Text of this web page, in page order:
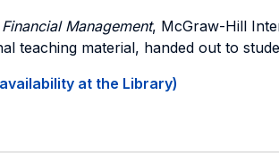
Management, McGraw-Hill
teaching material, handed out to
at the Library)